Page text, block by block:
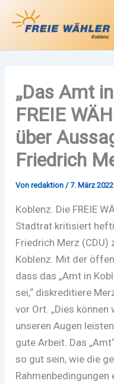
Inhalt
„Das Amt
FREIE
über
Friedrich
Vonredaktion/7. März 2022
Koblenz. Die FREIE
Stadtrat kritisiert
Friedrich Merz (CDU)
Koblenz. Mit der
dass das „Amt in
sei,“ diskreditiere
vor Ort. „Dies
unseren Augen
gute Arbeit. Das
so gut sein, wie die
Rahmenbedingungen